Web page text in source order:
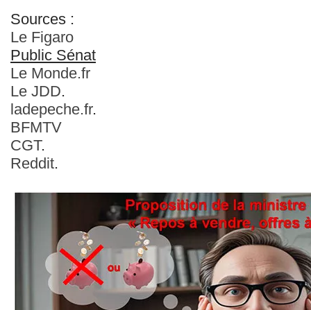
Sources :
Le Figaro
Public Sénat
Le Monde.fr
Le JDD.
ladepeche.fr.
BFMTV
CGT.
Reddit.